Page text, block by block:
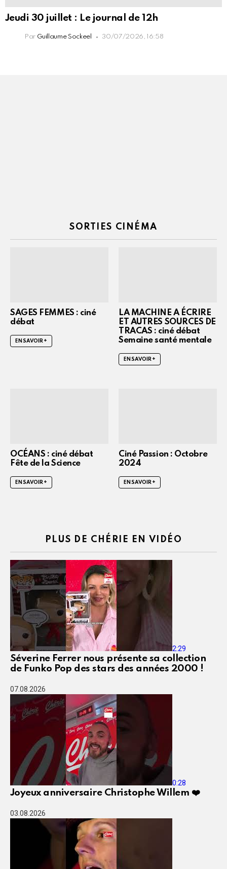
Jeudi 30 juillet : Le journal de 12h
Par Guillaume Sockeel 30/07/2026, 16:58
SORTIES CINÉMA
SAGES FEMMES : ciné
débat
EN SAVOIR +
LA MACHINE A ÉCRIRE
ET AUTRES SOURCES DE
TRACAS : ciné débat
Semaine santé mentale
EN SAVOIR +
OCÉANS : ciné débat
Fête de la Science
EN SAVOIR +
Ciné Passion : Octobre
2024
EN SAVOIR +
PLUS DE CHÉRIE EN VIDÉO
2:29
Séverine Ferrer nous présente sa collection
de Funko Pop des stars des années 2000 !
07.08.2026
0:28
Joyeux anniversaire Christophe Willem ❤️
03.08.2026